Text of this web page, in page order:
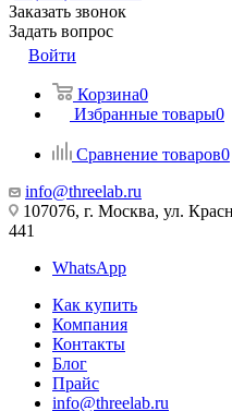
Заказать звонок
Задать вопрос
Войти
Корзина0
Избранные товары0
Сравнение товаров0
info@threelab.ru
107076, г. Москва, ул.
441
WhatsApp
Как купить
Компания
Контакты
Блог
Прайс
info@threelab.ru